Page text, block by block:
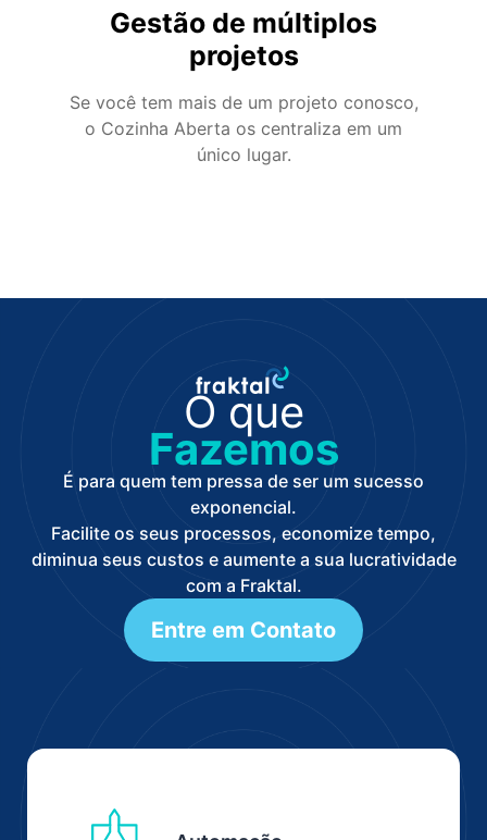
Gestão de múltiplos
projetos
Se você tem mais de um projeto conosco,
o Cozinha Aberta os centraliza em um
único lugar.
O que
Fazemos
É para quem tem pressa de ser um sucesso
exponencial.
‍‍Facilite os seus processos, economize tempo,
diminua seus custos e aumente a sua lucratividade
com a Fraktal.
Entre em Contato